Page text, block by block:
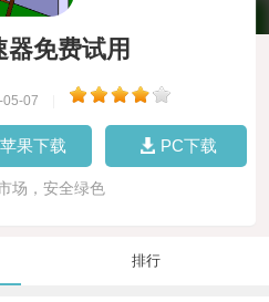
器免费试用
05-07
苹果下载 PC下载
场，安全绿色
排行